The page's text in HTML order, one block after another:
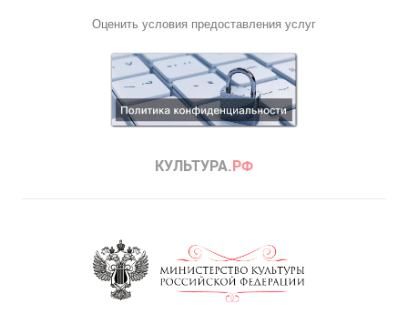
Оценить условия предоставления услуг